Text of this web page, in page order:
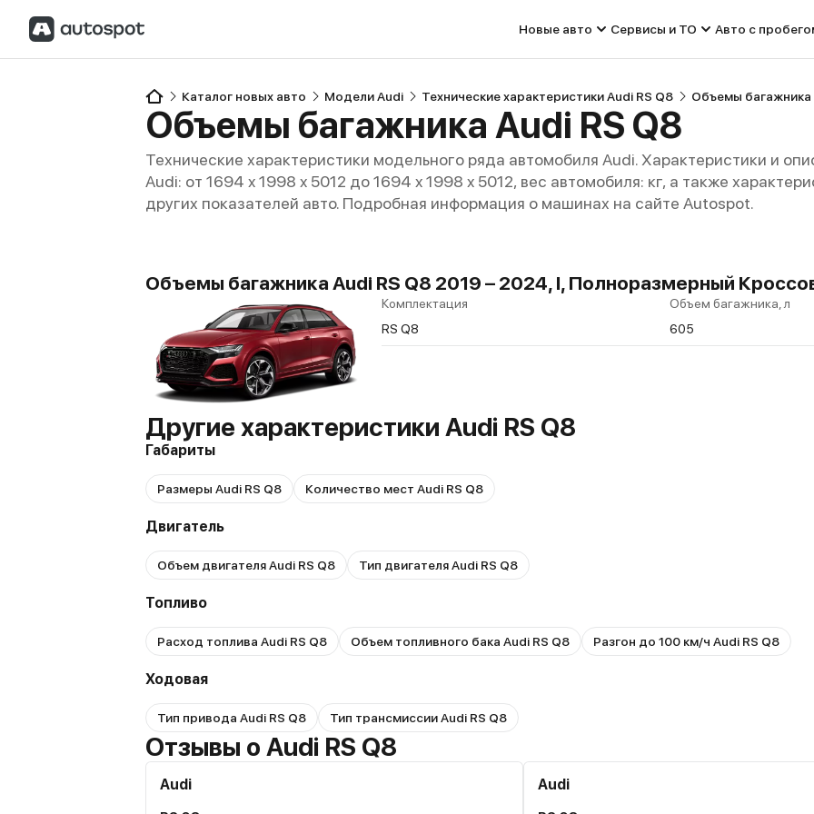
Новые авто Сервисы и ТО Авто с
Каталог новых авто Модели Audi Технические характеристики Audi RS Q8 Объемы багажника
Объемы багажника Audi RS Q8
Технические характеристики модельного ряда автомобиля Audi. Характеристики и
Audi: от 1694 x 1998 x 5012 до 1694 x 1998 x 5012, вес автомобиля: кг, а также
других показателей авто. Подробная информация о машинах на сайте Autospot.
Объемы багажника Audi RS Q8 2019 – 2024, I, Полноразмерный
Комплектация
Объем багажника, л
RS Q8
605
Другие характеристики Audi RS Q8
Габариты
Размеры Audi RS Q8 Количество мест Audi RS Q8
Двигатель
Объем двигателя Audi RS Q8 Тип двигателя Audi RS Q8
Топливо
Расход топлива Audi RS Q8 Объем топливного бака Audi RS Q8 Разгон до 100 км/ч Audi RS Q8
Ходовая
Тип привода Audi RS Q8 Тип трансмиссии Audi RS Q8
Отзывы о Audi RS Q8
Audi Audi